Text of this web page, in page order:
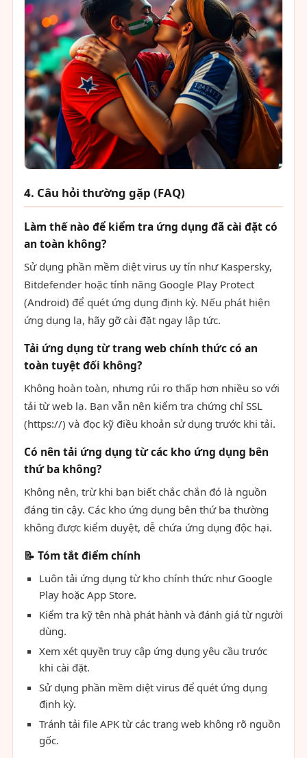
4. Câu hỏi thường gặp (FAQ)
Làm thế nào để kiểm tra ứng dụng đã cài đặt có
an toàn không?
Sử dụng phần mềm diệt virus uy tín như Kaspersky,
Bitdefender hoặc tính năng Google Play Protect
(Android) để quét ứng dụng định kỳ. Nếu phát hiện
ứng dụng lạ, hãy gỡ cài đặt ngay lập tức.
Tải ứng dụng từ trang web chính thức có an
toàn tuyệt đối không?
Không hoàn toàn, nhưng rủi ro thấp hơn nhiều so với
tải từ web lạ. Bạn vẫn nên kiểm tra chứng chỉ SSL
(https://) và đọc kỹ điều khoản sử dụng trước khi tải.
Có nên tải ứng dụng từ các kho ứng dụng bên
thứ ba không?
Không nên, trừ khi bạn biết chắc chắn đó là nguồn
đáng tin cậy. Các kho ứng dụng bên thứ ba thường
không được kiểm duyệt, dễ chứa ứng dụng độc hại.
📝 Tóm tắt điểm chính
Luôn tải ứng dụng từ kho chính thức như Google
Play hoặc App Store.
Kiểm tra kỹ tên nhà phát hành và đánh giá từ người
dùng.
Xem xét quyền truy cập ứng dụng yêu cầu trước
khi cài đặt.
Sử dụng phần mềm diệt virus để quét ứng dụng
định kỳ.
Tránh tải file APK từ các trang web không rõ nguồn
gốc.